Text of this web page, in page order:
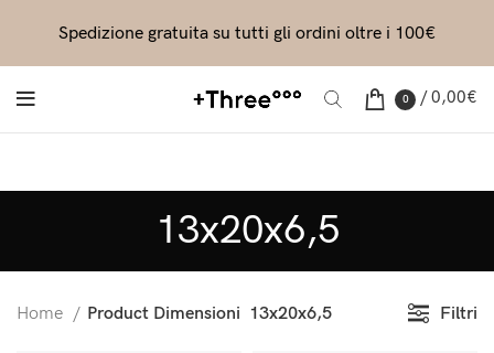
0 / 0,00€
13x20x6,5
Home Product Dimensioni 13x20x6,5 Filtri
Spedizione gratuita su tutti gli ordini oltre i 100€